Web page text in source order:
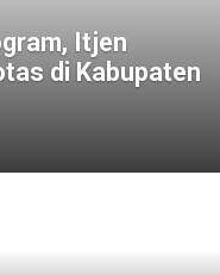
Itjen
di Kabupaten